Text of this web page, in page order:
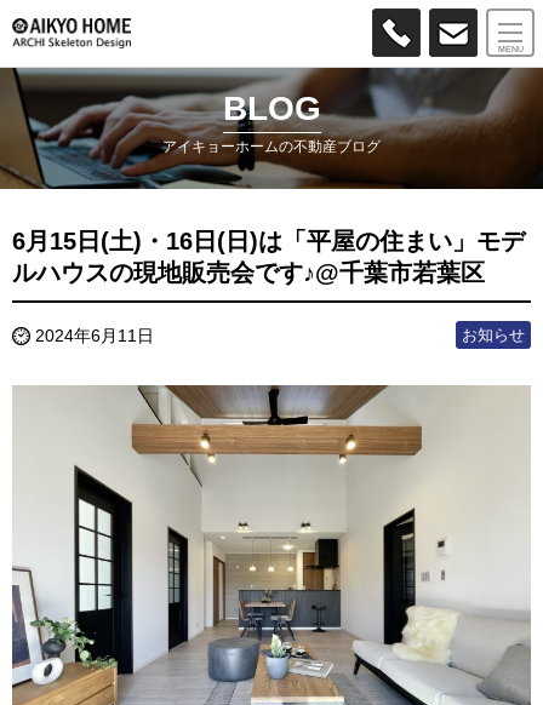
BLOG
アイキョーホームの不動産ブログ
6月15日(土)・16日(日)は「平屋の住まい」モデ
ルハウスの現地販売会です♪@千葉市若葉区
2024年6月11日 お知らせ
MENU